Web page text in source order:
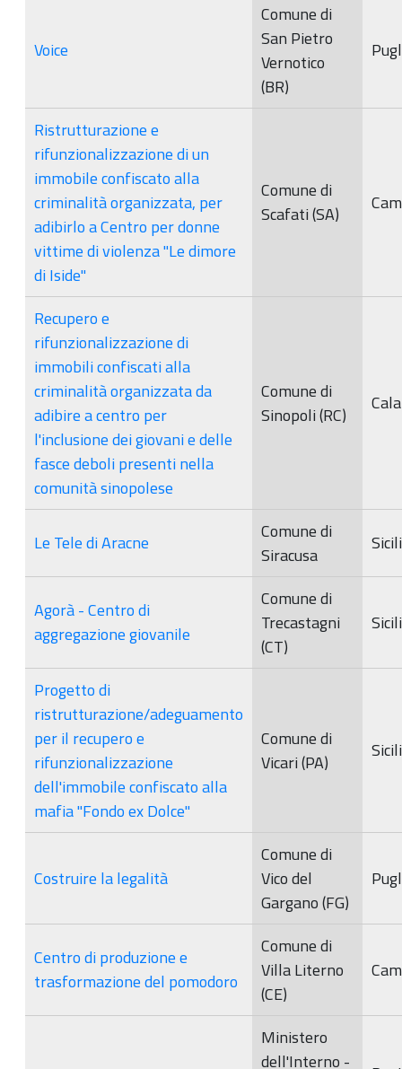
Voice
Comune di
San Pietro
Vernotico
(BR)
Ristrutturazione e
rifunzionalizzazione di un
immobile confiscato alla
criminalità organizzata, per
adibirlo a Centro per donne
vittime di violenza "Le dimore
di Iside"
Comune di
Scafati (SA)
Recupero e
rifunzionalizzazione di
immobili confiscati alla
criminalità organizzata da
adibire a centro per
l'inclusione dei giovani e delle
fasce deboli presenti nella
comunità sinopolese
Comune di
Sinopoli (RC)
Le Tele di Aracne
Comune di
Siracusa
Agorà - Centro di
aggregazione giovanile
Comune di
Trecastagni
(CT)
Progetto di
ristrutturazione/adeguamento
per il recupero e
rifunzionalizzazione
dell'immobile confiscato alla
mafia "Fondo ex Dolce"
Comune di
Vicari (PA)
Costruire la legalità
Comune di
Vico del
Gargano (FG)
Centro di produzione e
trasformazione del pomodoro
Comune di
Villa Literno
(CE)
Ministero
dell'Interno -